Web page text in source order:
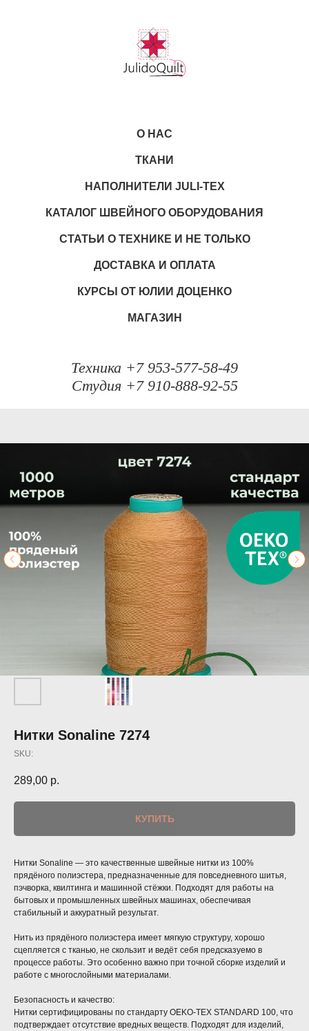
О НАС
ТКАНИ
НАПОЛНИТЕЛИ JULI-TEX
КАТАЛОГ ШВЕЙНОГО ОБОРУДОВАНИЯ
СТАТЬИ О ТЕХНИКЕ И НЕ ТОЛЬКО
ДОСТАВКА И ОПЛАТА
КУРСЫ ОТ ЮЛИИ ДОЦЕНКО
МАГАЗИН
Техника +7 953-577-58-49
Студия +7 910-888-92-55
Нитки Sonaline 7274
SKU:
289,00 р.
КУПИТЬ
Нитки Sonaline — это качественные швейные нитки из 100%
прядёного полиэстера, предназначенные для повседневного шитья,
пэчворка, квилтинга и машинной стёжки. Подходят для работы на
бытовых и промышленных швейных машинах, обеспечивая
стабильный и аккуратный результат.
Нить из прядёного полиэстера имеет мягкую структуру, хорошо
сцепляется с тканью, не скользит и ведёт себя предсказуемо в
процессе работы. Это особенно важно при точной сборке изделий и
работе с многослойными материалами.
Безопасность и качество:
Нитки сертифицированы по стандарту OEKO-TEX STANDARD 100, что
подтверждает отсутствие вредных веществ. Подходят для изделий,